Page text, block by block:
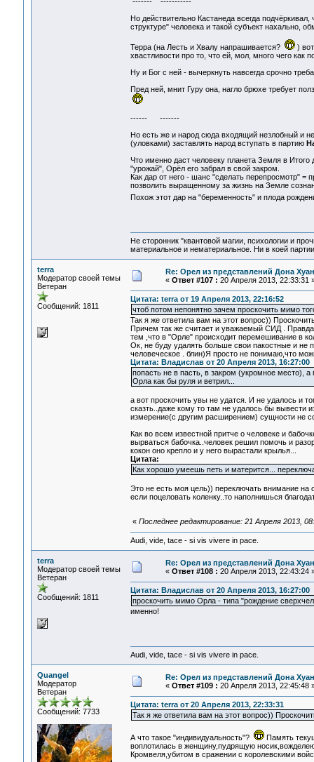
Но действительно Кастанеда всегда
структуре" человека и такой субъект нахально,
Терра (на Лесть и Хвалу напрашивается?
) вот
хвастливости про то, что ей, мол, много чего как
Ну и Бог с ней - вычеркнуть навсегда срочно
Пред ней, мнит Гуру она, нагло брюхе требует
------ -------
Но есть же и народ сюда входящий незлобный и
(уловками) заставлять народ вступать в партию
Что именно даст человеку планета Земля в
"урожай", Орёл его забрал в свой закром.
Как дар от него - шанс "сделать перепросмотр" =
позволить выращенному за жизнь на Земле
Похож этот дар на "беременность" и плода
Не сторонник "квантовой магии, психологии и
материальное и нематериальное. Ни в коей
terra
Модератор своей темы
Ветеран
Сообщений: 1811
Re: Орел из представлений Дона
« Ответ #107 : 20 Апреля 2013, 22:33:31
Цитата: terra от 19 Апреля 2013, 22:16:52
чтоб потом непонятно зачем проскочить мимо
Так я же ответила вам на этот вопрос))
Причем так же считает и уважаемый СИД .
тем ,что в "Орле" происходит перемешивание в
Ок, не буду удалять больше свои пакостные и
человеческое . блин)Я просто не понимаю,что
Цитата: Владислав от 20 Апреля 2013, 16:27:00
попасть не в пасть, в закром (укромное место),
Орла как бы руля и ветрил...
а вот проскочить увы не удатся. И не удалось и
сказть..даже кому то там не удалось бы вывести
измерение(с другим расширением) сущности не
Как во всем известной притче о человеке и
вырваться бабочка..человек решил помочь и
кокон оно крепло и у него вырастали крылья...
Цитата:
Как хорошо умеешь петь и матерится...
Это не есть моя цель)) переключать внимание
если поцеловать коленку..то наполнишься
« Последнее редактирование: 21 Апреля 2013,
Audi, vide, tace - si vis vivere in pace.
terra
Модератор своей темы
Ветеран
Сообщений: 1811
Re: Орел из представлений Дона
« Ответ #108 : 20 Апреля 2013, 22:43:24
Цитата: Владислав от 20 Апреля 2013, 16:27:00
проскочить мимо Орла - типа "рождение
именно!
Audi, vide, tace - si vis vivere in pace.
Quangel
Модератор
Ветеран
Сообщений: 7733
Re: Орел из представлений Дона
« Ответ #109 : 20 Апреля 2013, 22:45:48
Цитата: terra от 20 Апреля 2013, 22:33:31
Так я же ответила вам на этот вопрос))
А что такое "индивидуальность"?
Память
воплотилась в женщину,пудрящую
Кромвеля,убитом в сражении с королевскими